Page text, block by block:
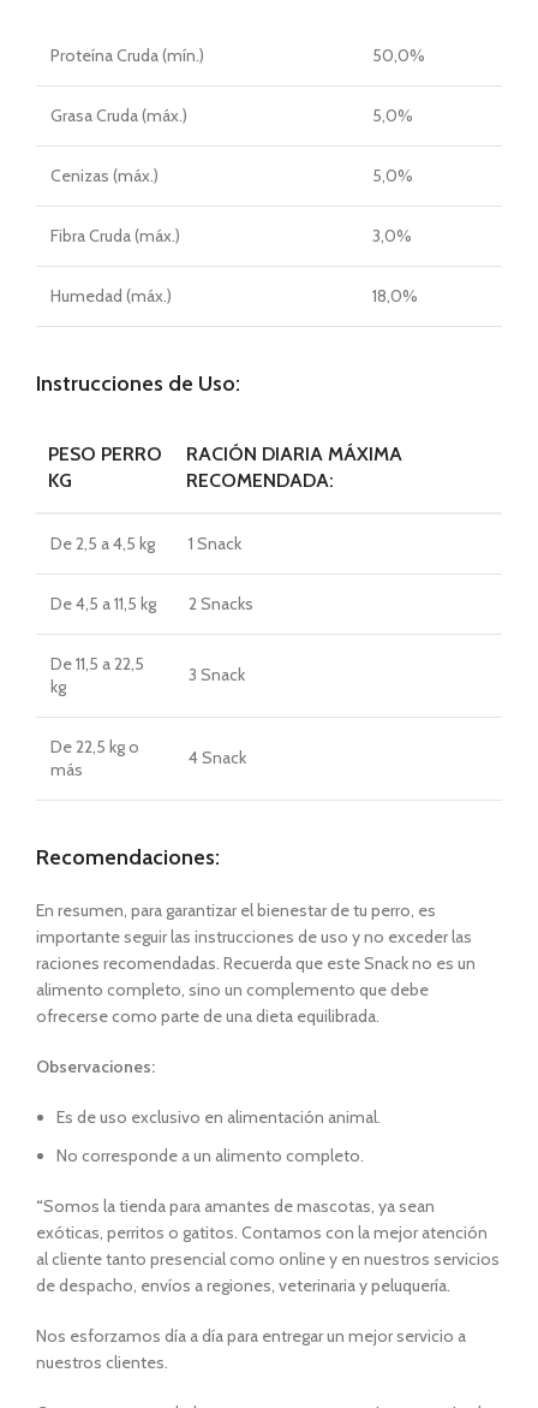
Proteína Cruda (mín.) 50,0%
Grasa Cruda (máx.) 5,0%
Cenizas (máx.) 5,0%
Fibra Cruda (máx.) 3,0%
Humedad (máx.) 18,0%
Instrucciones de Uso:
PESO PERRO
KG
RACIÓN DIARIA MÁXIMA
RECOMENDADA:
De 2,5 a 4,5 kg 1 Snack
De 4,5 a 11,5 kg 2 Snacks
De 11,5 a 22,5
kg
3 Snack
De 22,5 kg o
más
4 Snack
Recomendaciones:
En resumen, para garantizar el bienestar de tu perro, es
importante seguir las instrucciones de uso y no exceder las
raciones recomendadas. Recuerda que este Snack no es un
alimento completo, sino un complemento que debe
ofrecerse como parte de una dieta equilibrada.
Observaciones:
Es de uso exclusivo en alimentación animal.
No corresponde a un alimento completo.
“Somos la tienda para amantes de mascotas, ya sean
exóticas, perritos o gatitos. Contamos con la mejor atención
al cliente tanto presencial como online y en nuestros servicios
de despacho, envíos a regiones, veterinaria y peluquería.
Nos esforzamos día a día para entregar un mejor servicio a
nuestros clientes.